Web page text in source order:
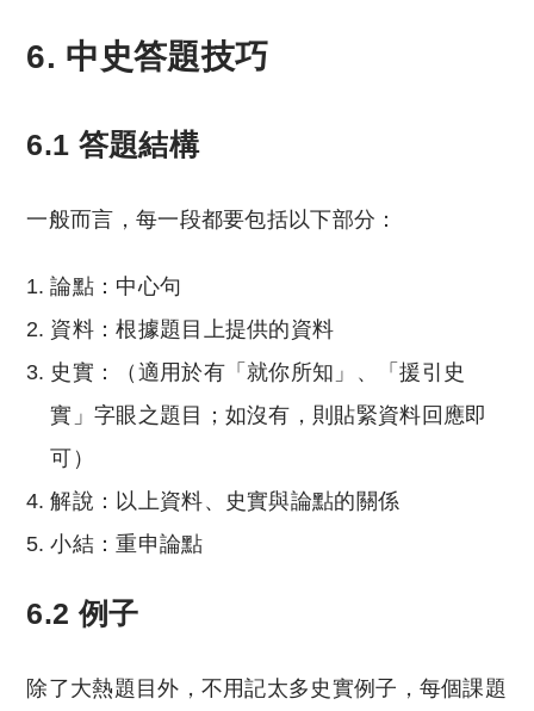
6. 中史答題技巧
6.1 答題結構
一般而言，每一段都要包括以下部分：
論點：中心句
資料：根據題目上提供的資料
史實：（適用於有「就你所知」、「援引史
實」字眼之題目；如沒有，則貼緊資料回應即
可）
解說：以上資料、史實與論點的關係
小結：重申論點
6.2 例子
除了大熱題目外，不用記太多史實例子，每個課題